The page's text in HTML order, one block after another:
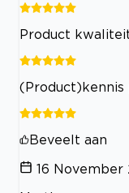
Product
(Product)kennis
Beveelt aan
16 November